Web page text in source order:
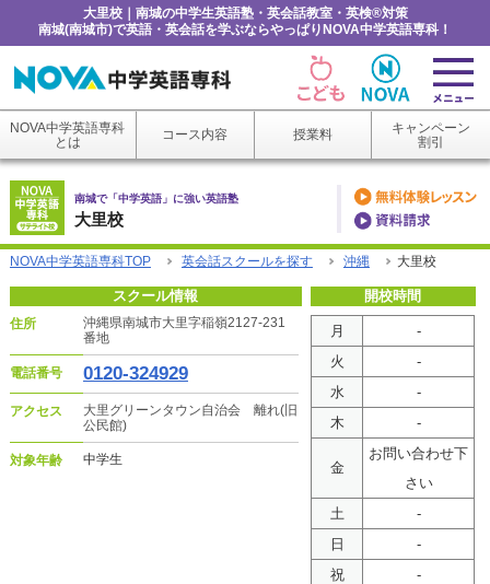
大里校｜南城の中学生英語塾・英会話教室・英検®対策
南城(南城市)で英語・英会話を学ぶならやっぱりNOVA中学英語専科！
NOVA中学英語専科
とは
コース内容 授業料
キャンペーン
割引
大里校
南城で「中学英語」に強い英語塾
NOVA中学英語専科TOP 英会話スクールを探す 沖縄 大里校
スクール情報
住所
沖縄県南城市大里字稲嶺2127-231
番地
電話番号 0120-324929
アクセス
大里グリーンタウン自治会 離れ(旧
公民館)
対象年齢 中学生
開校時間
月
-
火
-
水
-
木
-
金
お問い合わせ下
さい
土
-
日
-
祝
-